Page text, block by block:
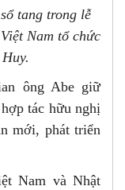
tang trong lễ
Nam tổ chức
ông Abe giữ
tác hữu nghị
mới, phát triển
Nam và Nhật